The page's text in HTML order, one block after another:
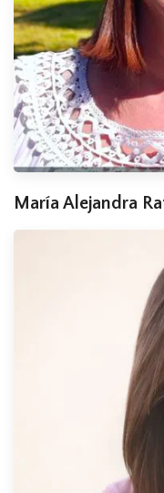
María Alejandra